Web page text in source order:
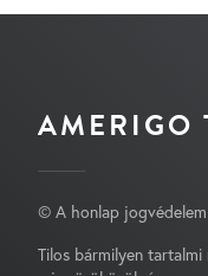
AMERIGO
© A honlap
Tilos bármilyen